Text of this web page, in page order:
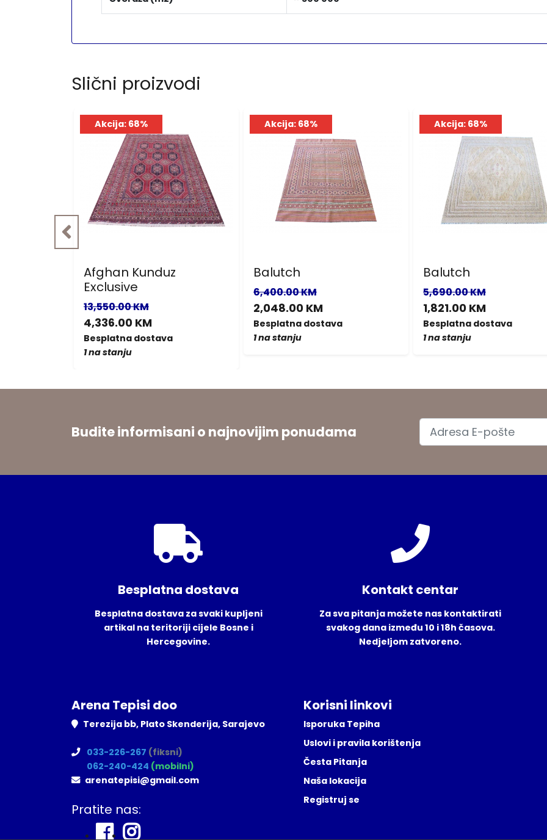
Slični proizvodi
Akcija: 68%
Afghan Kunduz
Exclusive
13,550.00 KM
4,336.00 KM
Besplatna dostava
1 na stanju
Akcija: 68%
Balutch
6,400.00 KM
2,048.00 KM
Besplatna dostava
1 na stanju
Akcija: 68%
Balutch
5,690.00 KM
1,821.00 KM
Besplatna dostava
1 na stanju
Budite informisani o najnovijim ponudama
Besplatna dostava
Besplatna dostava za svaki kupljeni
artikal na teritoriji cijele Bosne i
Hercegovine.
Kontakt centar
Za sva pitanja možete nas kontaktirati
svakog dana između 10 i 18h časova.
Nedjeljom zatvoreno.
Arena Tepisi doo
Terezija bb, Plato Skenderija, Sarajevo
033-226-267 (fiksni)
062-240-424 (mobilni)
arenatepisi@gmail.com
Pratite nas:
Korisni linkovi
Isporuka Tepiha
Uslovi i pravila korištenja
Česta Pitanja
Naša lokacija
Registruj se